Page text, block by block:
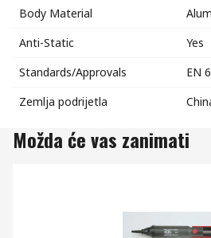
Body Material
Anti-Static
Yes
Standards/Approvals
EN
Zemlja podrijetla
Možda će vas zanimati